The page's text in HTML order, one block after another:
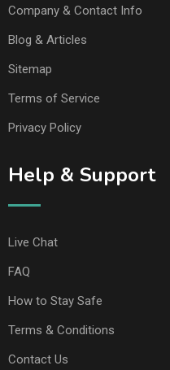
Company & Contact Info
Blog & Articles
Sitemap
Terms of Service
Privacy Policy
Help & Support
Live Chat
FAQ
How to Stay Safe
Terms & Conditions
Contact Us